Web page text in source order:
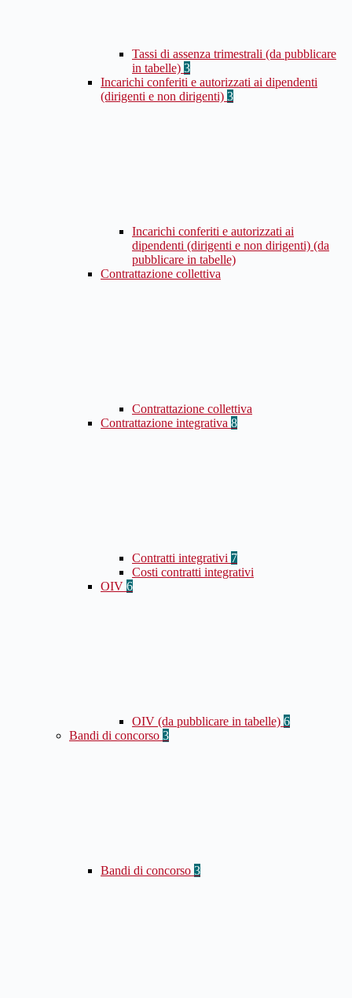
Tassi di assenza trimestrali (da pubblicare
in tabelle) 3
Incarichi conferiti e autorizzati ai dipendenti
(dirigenti e non dirigenti) 3
Incarichi conferiti e autorizzati ai
dipendenti (dirigenti e non dirigenti) (da
pubblicare in tabelle)
Contrattazione collettiva
Contrattazione collettiva
Contrattazione integrativa 8
Contratti integrativi 7
Costi contratti integrativi
OIV 6
OIV (da pubblicare in tabelle) 6
Bandi di concorso 3
Bandi di concorso 3